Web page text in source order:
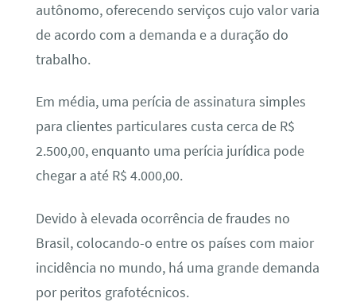
autônomo, oferecendo serviços cujo valor varia
de acordo com a demanda e a duração do
trabalho.
Em média, uma perícia de assinatura simples
para clientes particulares custa cerca de R$
2.500,00, enquanto uma perícia jurídica pode
chegar a até R$ 4.000,00.
Devido à elevada ocorrência de fraudes no
Brasil, colocando-o entre os países com maior
incidência no mundo, há uma grande demanda
por peritos grafotécnicos.